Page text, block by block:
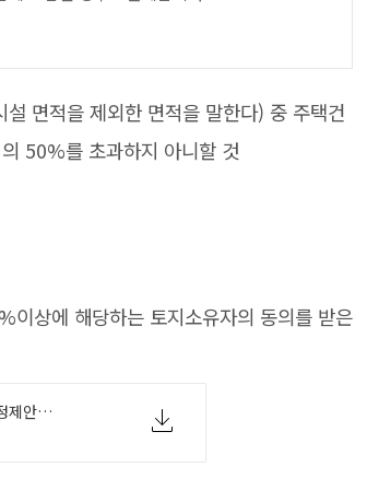
면적을 제외한 면적을 말한다) 중 주택건
50%를 초과하지 아니할 것
상에 해당하는 토지소유자의 동의를 받은
[별지 제14호서식] 공급촉진지구 지정제안서(민간임대주택에 관한 특별법 시행규칙).hwp